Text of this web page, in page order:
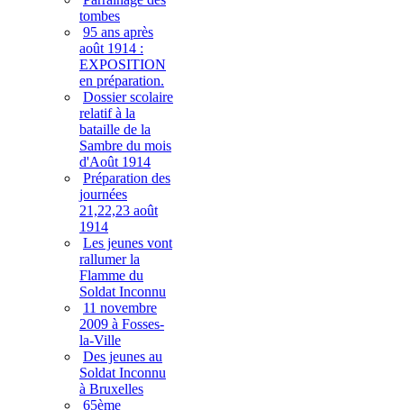
tombes
95 ans après
août 1914 :
EXPOSITION
en préparation.
Dossier scolaire
relatif à la
bataille de la
Sambre du mois
d'Août 1914
Préparation des
journées
21,22,23 août
1914
Les jeunes vont
rallumer la
Flamme du
Soldat Inconnu
11 novembre
2009 à Fosses-
la-Ville
Des jeunes au
Soldat Inconnu
à Bruxelles
65ème